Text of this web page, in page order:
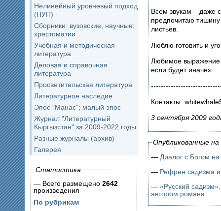
Нелинейный уровневый подход
(НУП)
Сборники: вузовские, научные;
хрестоматии
Учебная и методическая
литература
Деловая и справочная
литература
Просветительская литература
Литературное наследие
Эпос "Манас"; малый эпос
Журнал "Литературный
Кыргызстан" за 2009-2022 годы
Разные журналы (архив)
Галерея
Статистика
— Всего размещено 2642
произведения
По рубрикам
Всем звукам – даже
предпочитаю
листьев.
Люблю готовить и
Любимое выражение
если будет иначе».
Контакты:
3 сентября 2009
Опубликованные
— Диалог с Богом
— Рефрен садизма
— «Русский
автором романа